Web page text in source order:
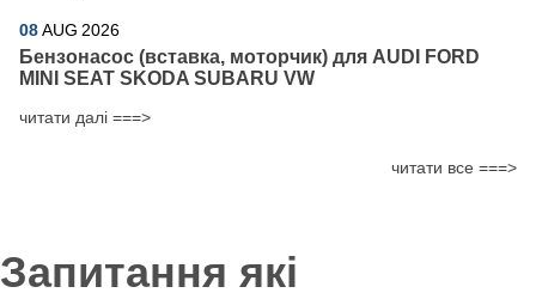
08AUG 2026
Бензонасос (вставка, моторчик) для AUDI FORD
MINI SEAT SKODA SUBARU VW
читати далі ===>
читати все ===>
Запитання які